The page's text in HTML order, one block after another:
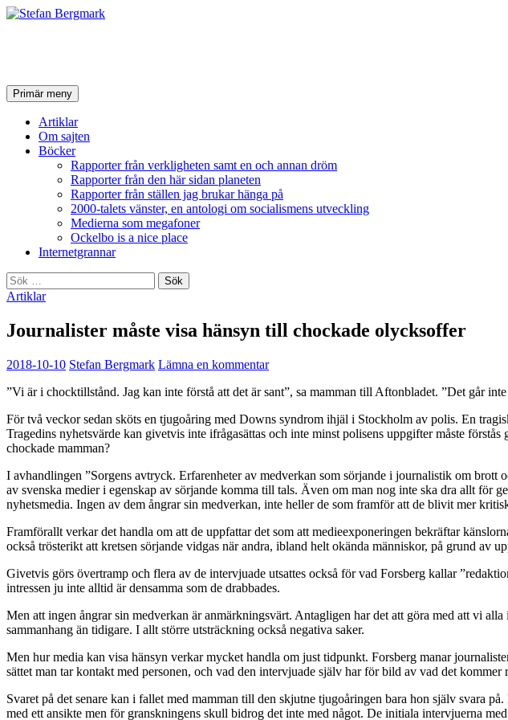
SökPrimär meny Hoppa
till
innehåll
Artiklar
Om sajten
Böcker
Rapporter från verkligheten samt en och annan dröm
Rapporter från den här sidan planeten
Rapporter från ställen jag brukar hänga på
2000-talets vänster, en antologi om socialismens utveckling
Medierna som megafoner
Ockelbo is a nice place
Internetgrannar
Sök
efter:
Artiklar
Journalister måste visa hänsyn till chockade olycksoffer
2018-10-10 Stefan Bergmark Lämna en kommentar
”Vi är i chocktillstånd. Jag kan inte förstå att det är sant”, sa mamman till Aftonbladet. ”Det går
För två veckor sedan sköts en tjugoåring med Downs syndrom ihjäl i Stockholm av polis. En
Tragedins nyhetsvärde kan givetvis inte ifrågasättas och inte minst polisens uppgifter måste
chockade mamman?
I avhandlingen ”Sorgens avtryck. Erfarenheter av medverkan som sörjande i journalistik om
av svenska medier i egenskap av sörjande komma till tals. Även om man nog inte ska dra allt för
nyhetsmedia. Ingen av dem ångrar sin medverkan, inte heller de som framför att de blivit mer
Framförallt verkar det handla om att de uppfattar det som att medieexponeringen bekräftar
också trösterikt att kretsen sörjande vidgas när andra, ibland helt okända människor, på grund av
Givetvis görs övertramp och flera av de intervjuade utsattes också för vad Forsberg kallar
intressen ju inte alltid är densamma som de drabbades.
Men att ingen ångrar sin medverkan är anmärkningsvärt. Antagligen har det att göra med att vi
sammanhang än tidigare. I allt större utsträckning också negativa saker.
Men hur media kan visa hänsyn verkar mycket handla om just tidpunkt. Forsberg manar
sättet man tar kontakt med personen, och vad den intervjuade själv har för bild av vad det kommer
Svaret på det senare kan i fallet med mamman till den skjutne tjugoåringen bara hon själv svara
med ett ansikte men för granskningens skull bidrog det inte med något. De initiala intervjuerna